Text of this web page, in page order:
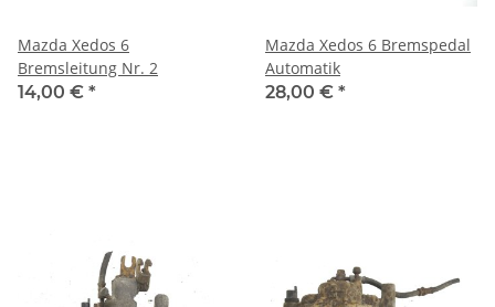
Mazda Xedos 6
Bremsleitung Nr. 2
14,00 € *
Mazda Xedos 6 Bremspedal
Automatik
28,00 € *